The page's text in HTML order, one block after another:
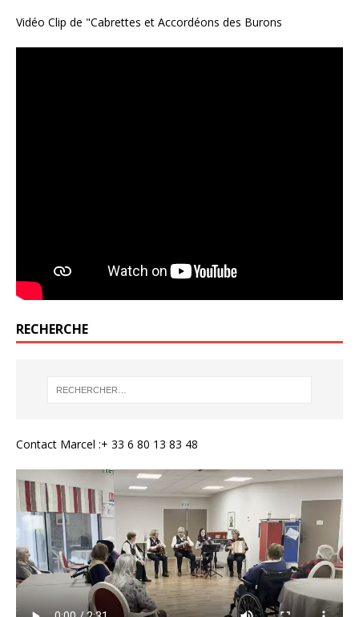
Vidéo Clip de "Cabrettes et Accordéons des Burons
RECHERCHE
Contact Marcel :+ 33 6 80 13 83 48